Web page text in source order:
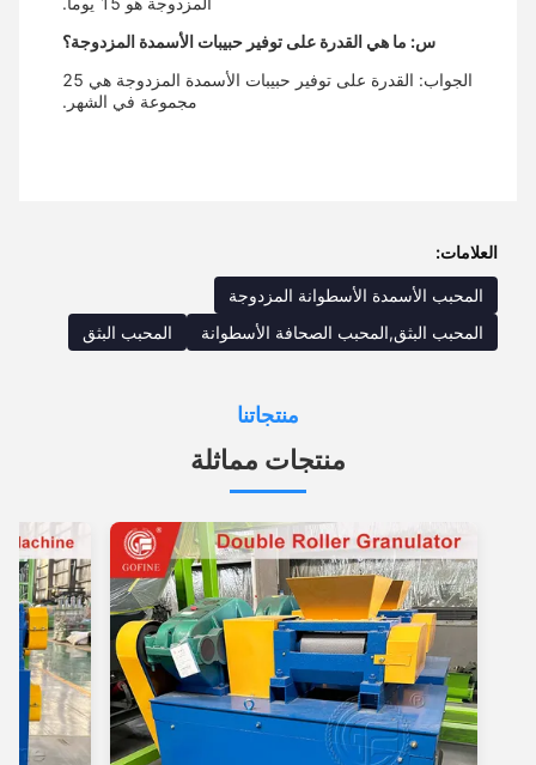
س: ما هي القدرة على توفير حبيبات الأسمدة المزدوجة؟
الجواب: القدرة على توفير حبيبات الأسمدة المزدوجة هي 25
مجموعة في الشهر.
العلامات:
المحبب الأسمدة الأسطوانة المزدوجة
المحبب البثق,المحبب الصحافة الأسطوانة
المحبب البثق
منتجاتنا
منتجات مماثلة